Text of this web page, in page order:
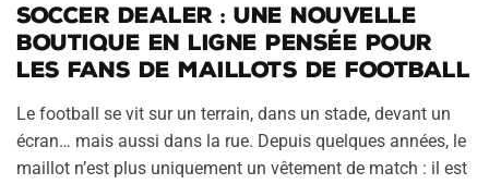
Soccer Dealer : une nouvelle
boutique en ligne pensée pour
les fans de maillots de football
Le football se vit sur un terrain, dans un stade, devant un
écran… mais aussi dans la rue. Depuis quelques années, le
maillot n’est plus uniquement un vêtement de match : il est